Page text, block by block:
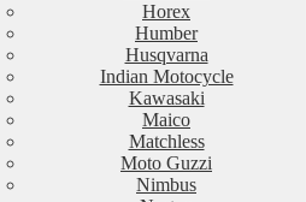
Horex
Humber
Husqvarna
Indian Motocycle
Kawasaki
Maico
Matchless
Moto Guzzi
Nimbus